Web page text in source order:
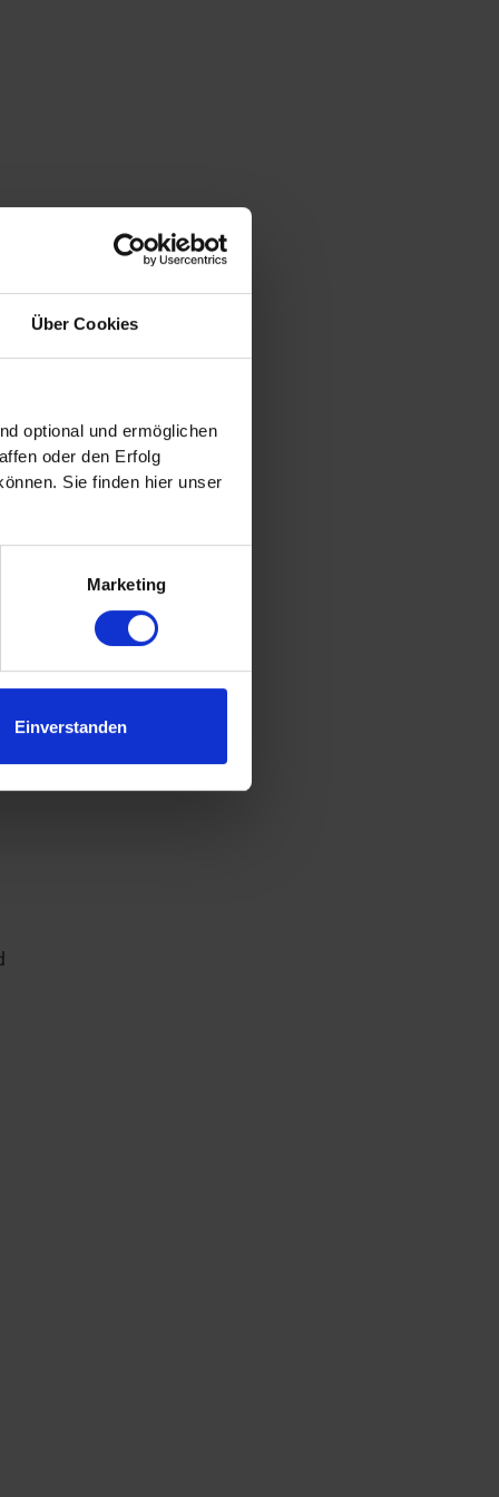
Über Cookies
optional und ermöglichen
oder den Erfolg
Sie finden hier unser
Marketing
Einverstanden